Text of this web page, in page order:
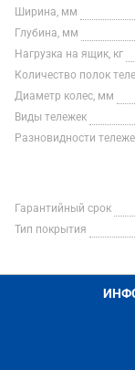
Ширина, мм
Глубина, мм
Нагрузка на ящик, кг
Количество полок
Диаметр колес, мм
Виды тележек
Разновидности
Гарантийный срок
Тип покрытия